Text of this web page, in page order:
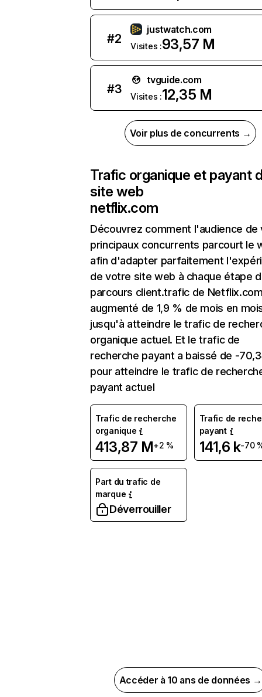
#2
justwatch.com
Visites :93,57 M
#3
tvguide.com
Visites :12,35 M
Voir plus de concurrents →
Trafic organique et payant
site web
netflix.com
Découvrez comment l'audience de
principaux concurrents parcourt le
afin d'adapter parfaitement
de votre site web à chaque étape
parcours client.trafic de
augmenté de 1,9 % de mois en
jusqu'à atteindre le trafic de
organique actuel. Et le trafic de
recherche payant a baissé de -
pour atteindre le trafic de
payant actuel
Trafic de recherche
organique
413,87 M+2 %
Trafic de
payant
141,6 k-70
Part du trafic de
marque
Déverrouiller
Accéder à 10 ans de données →